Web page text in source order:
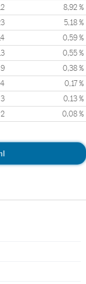
8,92 %
5,18 %
0,59 %
0,55 %
9 0,38 %
4 0,17 %
3 0,13 %
2 0,08 %